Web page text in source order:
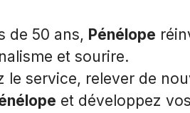
de 50 ans, Pénélope
et sourire.
le service, relever de
et développez